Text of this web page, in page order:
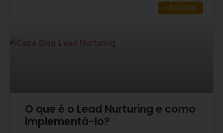
NEGÓCIOS
O que é o Lead Nurturing e como
implementá-lo?